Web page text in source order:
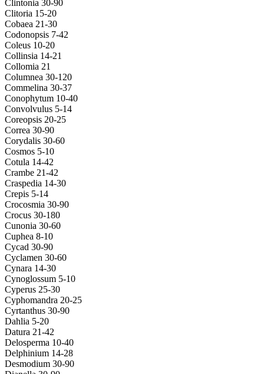
Clintonia 30-90
Clitoria 15-20
Cobaea 21-30
Codonopsis 7-42
Coleus 10-20
Collinsia 14-21
Collomia 21
Columnea 30-120
Commelina 30-37
Conophytum 10-40
Convolvulus 5-14
Coreopsis 20-25
Correa 30-90
Corydalis 30-60
Cosmos 5-10
Cotula 14-42
Crambe 21-42
Craspedia 14-30
Crepis 5-14
Crocosmia 30-90
Crocus 30-180
Cunonia 30-60
Cuphea 8-10
Cycad 30-90
Cyclamen 30-60
Cynara 14-30
Cynoglossum 5-10
Cyperus 25-30
Cyphomandra 20-25
Cyrtanthus 30-90
Dahlia 5-20
Datura 21-42
Delosperma 10-40
Delphinium 14-28
Desmodium 30-90